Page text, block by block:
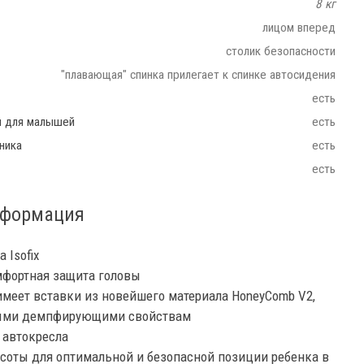
8 кг
лицом вперед
столик безопасности
"плавающая" спинка прилегает к спинке автосидения
есть
для малышей
есть
есть
есть
Isofix
защита головы
вставки из новейшего материала HoneyComb V2,
демпфирующими свойствам
для оптимальной и безопасной позиции ребенка в